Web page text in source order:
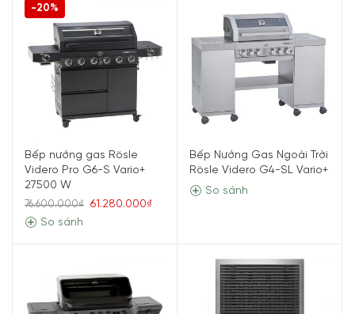
-20%
Bếp nướng gas Rösle
Videro Pro G6-S Vario+
27500 W
76.600.000₫
61.280.000₫
So sánh
Bếp Nướng Gas Ngoài Trời
Rösle Videro G4-SL Vario+
So sánh